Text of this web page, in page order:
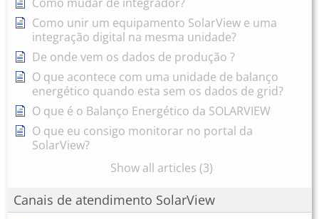
Como unir um equipamento SolarView e uma
integração digital na mesma unidade?
De onde vem os dados de produção ?
O que acontece com uma unidade de balanço
energético quando esta sem os dados de grid?
O que é o Balanço Energético da SOLARVIEW
O que eu consigo monitorar no portal da
SolarView?
Show all articles (3)
Canais de atendimento SolarView